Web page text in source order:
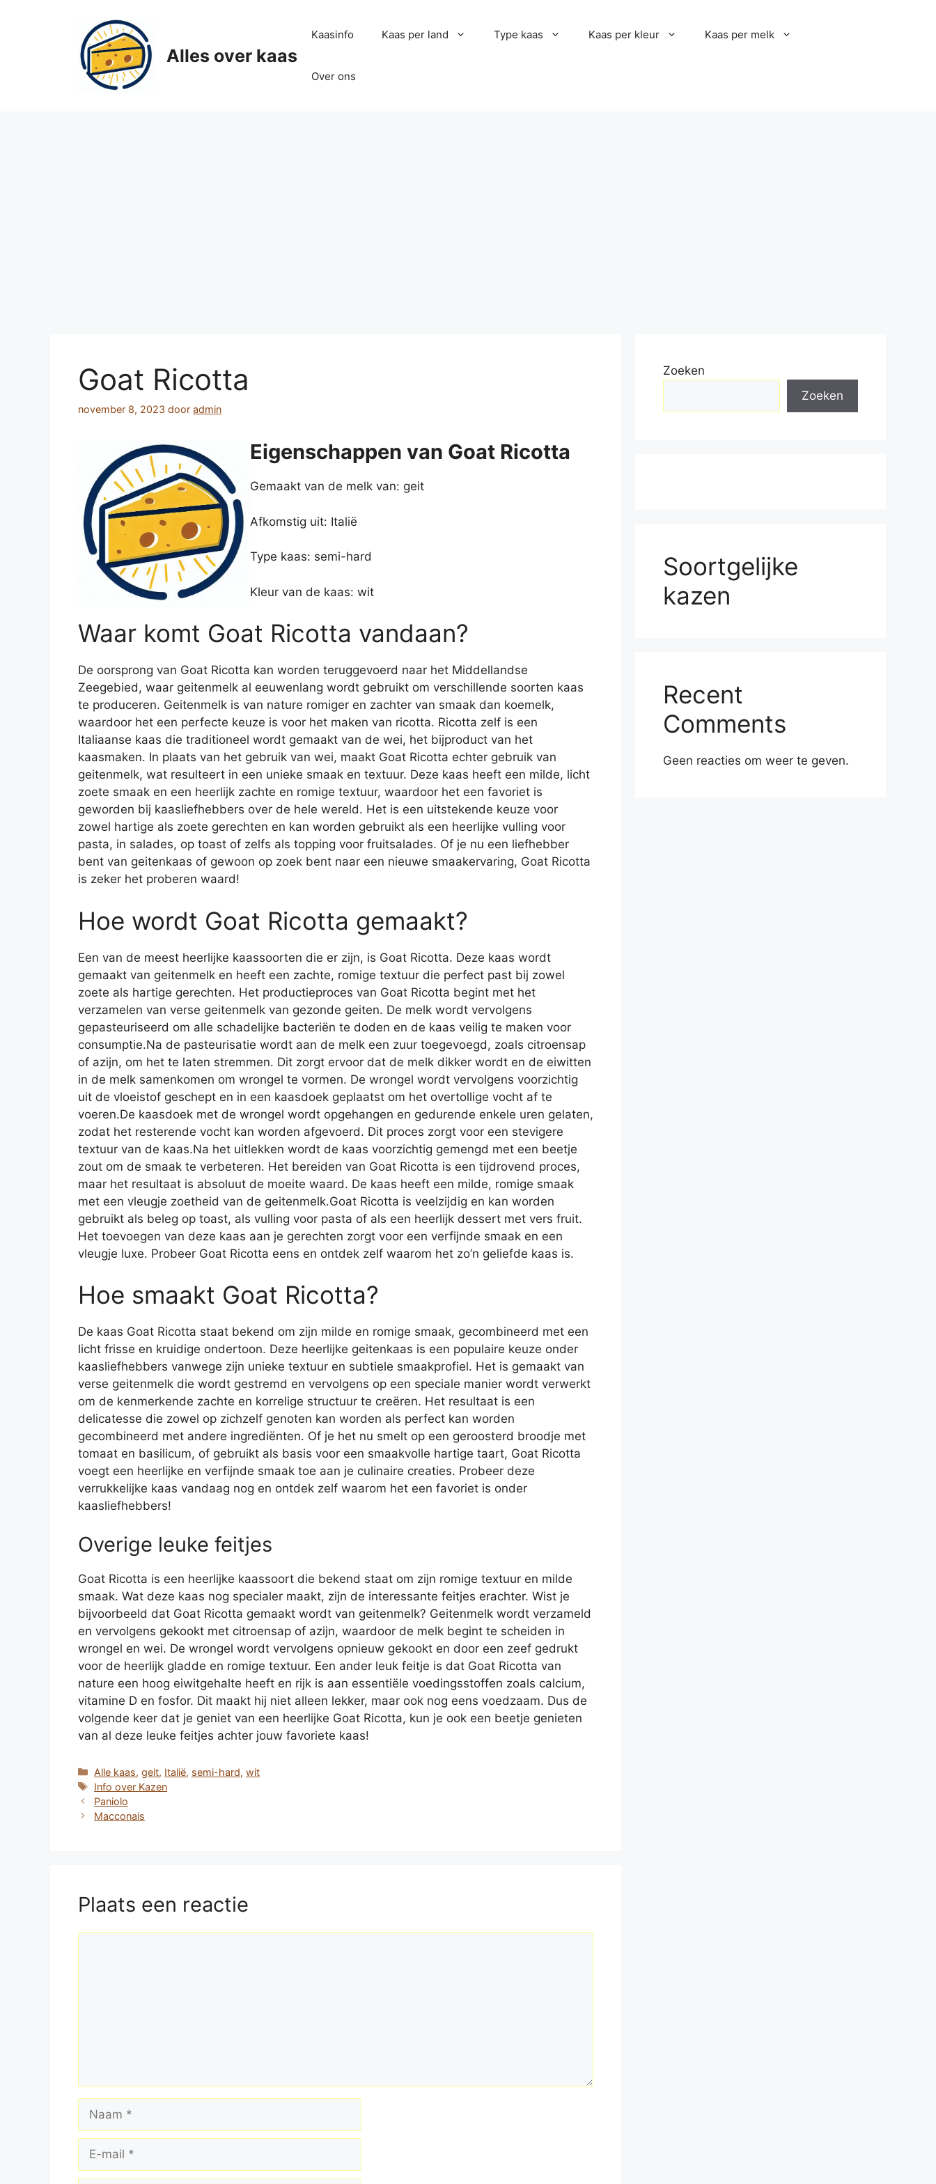
Alles over kaas
Kaasinfo Kaas per land Type kaas Kaas per kleur Kaas per melk
Over ons
Goat Ricotta
november 8, 2023 door admin
Eigenschappen van Goat Ricotta
Gemaakt van de melk van: geit
Afkomstig uit: Italië
Type kaas: semi-hard
Kleur van de kaas: wit
Waar komt Goat Ricotta vandaan?
De oorsprong van Goat Ricotta kan worden teruggevoerd naar het Middellandse
Zeegebied, waar geitenmelk al eeuwenlang wordt gebruikt om verschillende soorten kaas
te produceren. Geitenmelk is van nature romiger en zachter van smaak dan koemelk,
waardoor het een perfecte keuze is voor het maken van ricotta. Ricotta zelf is een
Italiaanse kaas die traditioneel wordt gemaakt van de wei, het bijproduct van het
kaasmaken. In plaats van het gebruik van wei, maakt Goat Ricotta echter gebruik van
geitenmelk, wat resulteert in een unieke smaak en textuur. Deze kaas heeft een milde, licht
zoete smaak en een heerlijk zachte en romige textuur, waardoor het een favoriet is
geworden bij kaasliefhebbers over de hele wereld. Het is een uitstekende keuze voor
zowel hartige als zoete gerechten en kan worden gebruikt als een heerlijke vulling voor
pasta, in salades, op toast of zelfs als topping voor fruitsalades. Of je nu een liefhebber
bent van geitenkaas of gewoon op zoek bent naar een nieuwe smaakervaring, Goat Ricotta
is zeker het proberen waard!
Hoe wordt Goat Ricotta gemaakt?
Een van de meest heerlijke kaassoorten die er zijn, is Goat Ricotta. Deze kaas wordt
gemaakt van geitenmelk en heeft een zachte, romige textuur die perfect past bij zowel
zoete als hartige gerechten. Het productieproces van Goat Ricotta begint met het
verzamelen van verse geitenmelk van gezonde geiten. De melk wordt vervolgens
gepasteuriseerd om alle schadelijke bacteriën te doden en de kaas veilig te maken voor
consumptie.Na de pasteurisatie wordt aan de melk een zuur toegevoegd, zoals citroensap
of azijn, om het te laten stremmen. Dit zorgt ervoor dat de melk dikker wordt en de eiwitten
in de melk samenkomen om wrongel te vormen. De wrongel wordt vervolgens voorzichtig
uit de vloeistof geschept en in een kaasdoek geplaatst om het overtollige vocht af te
voeren.De kaasdoek met de wrongel wordt opgehangen en gedurende enkele uren gelaten,
zodat het resterende vocht kan worden afgevoerd. Dit proces zorgt voor een stevigere
textuur van de kaas.Na het uitlekken wordt de kaas voorzichtig gemengd met een beetje
zout om de smaak te verbeteren. Het bereiden van Goat Ricotta is een tijdrovend proces,
maar het resultaat is absoluut de moeite waard. De kaas heeft een milde, romige smaak
met een vleugje zoetheid van de geitenmelk.Goat Ricotta is veelzijdig en kan worden
gebruikt als beleg op toast, als vulling voor pasta of als een heerlijk dessert met vers fruit.
Het toevoegen van deze kaas aan je gerechten zorgt voor een verfijnde smaak en een
vleugje luxe. Probeer Goat Ricotta eens en ontdek zelf waarom het zo’n geliefde kaas is.
Hoe smaakt Goat Ricotta?
De kaas Goat Ricotta staat bekend om zijn milde en romige smaak, gecombineerd met een
licht frisse en kruidige ondertoon. Deze heerlijke geitenkaas is een populaire keuze onder
kaasliefhebbers vanwege zijn unieke textuur en subtiele smaakprofiel. Het is gemaakt van
verse geitenmelk die wordt gestremd en vervolgens op een speciale manier wordt verwerkt
om de kenmerkende zachte en korrelige structuur te creëren. Het resultaat is een
delicatesse die zowel op zichzelf genoten kan worden als perfect kan worden
gecombineerd met andere ingrediënten. Of je het nu smelt op een geroosterd broodje met
tomaat en basilicum, of gebruikt als basis voor een smaakvolle hartige taart, Goat Ricotta
voegt een heerlijke en verfijnde smaak toe aan je culinaire creaties. Probeer deze
verrukkelijke kaas vandaag nog en ontdek zelf waarom het een favoriet is onder
kaasliefhebbers!
Overige leuke feitjes
Goat Ricotta is een heerlijke kaassoort die bekend staat om zijn romige textuur en milde
smaak. Wat deze kaas nog specialer maakt, zijn de interessante feitjes erachter. Wist je
bijvoorbeeld dat Goat Ricotta gemaakt wordt van geitenmelk? Geitenmelk wordt verzameld
en vervolgens gekookt met citroensap of azijn, waardoor de melk begint te scheiden in
wrongel en wei. De wrongel wordt vervolgens opnieuw gekookt en door een zeef gedrukt
voor de heerlijk gladde en romige textuur. Een ander leuk feitje is dat Goat Ricotta van
nature een hoog eiwitgehalte heeft en rijk is aan essentiële voedingsstoffen zoals calcium,
vitamine D en fosfor. Dit maakt hij niet alleen lekker, maar ook nog eens voedzaam. Dus de
volgende keer dat je geniet van een heerlijke Goat Ricotta, kun je ook een beetje genieten
van al deze leuke feitjes achter jouw favoriete kaas!
Categorieën
Alle kaas,geit, Italië, semi-hard,wit
Tags
Info over Kazen
Paniolo
Macconais
Plaats een reactie
mail
Zoeken
Zoeken
Soortgelijke
kazen
Recent
Comments
Geen reacties om weer te geven.